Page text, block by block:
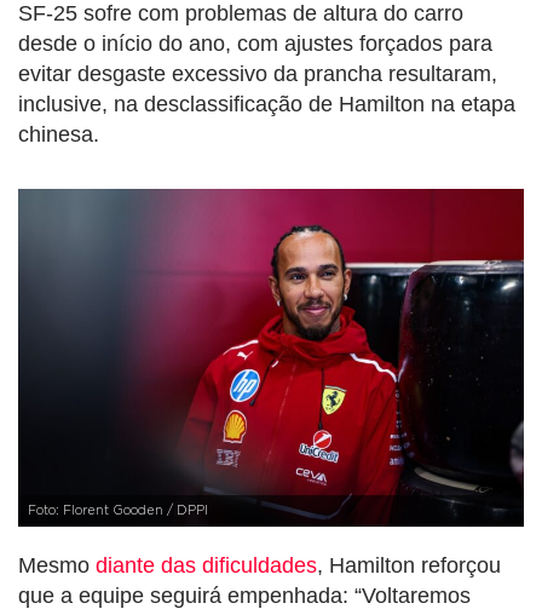
SF-25 sofre com problemas de altura do carro
desde o início do ano, com ajustes forçados para
evitar desgaste excessivo da prancha resultaram,
inclusive, na desclassificação de Hamilton na etapa
chinesa.
Foto: Florent Gooden / DPPI
Mesmo diante das dificuldades, Hamilton reforçou
que a equipe seguirá empenhada: “Voltaremos